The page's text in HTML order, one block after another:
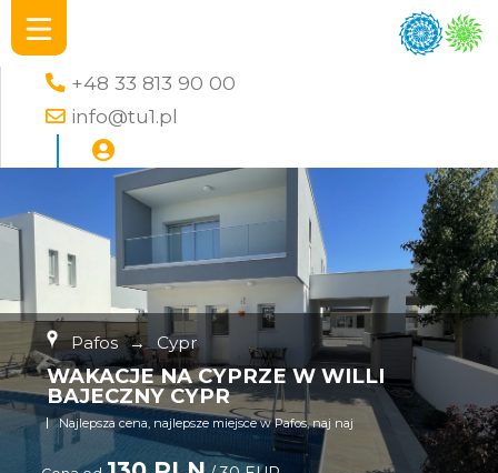
+48 33 813 90 00
info@tu1.pl
Pafos → Cypr
WAKACJE NA CYPRZE W WILLI
BAJECZNY CYPR
Najlepsza cena, najlepsze miejsce w Pafos, naj naj